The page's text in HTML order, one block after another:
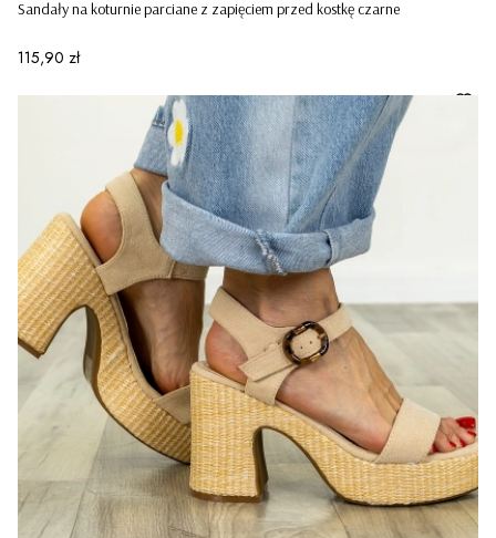
Sandały na koturnie parciane z zapięciem przed kostkę czarne
Cena
115,90 zł